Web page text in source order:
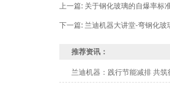
上一篇: 关于钢化玻璃的自爆率标
下一篇: 兰迪机器大讲堂-弯钢化
推荐资讯：
兰迪机器：践行节能减排 共筑